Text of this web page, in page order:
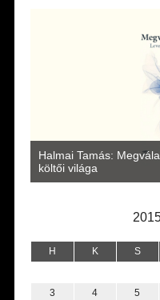
Halmai Tamás:
költői világa
H K S
3
4 5